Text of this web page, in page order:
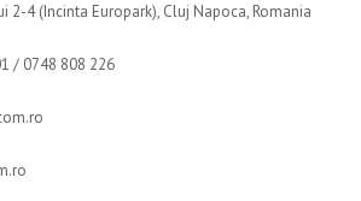
2-4 (Incinta Europark), Cluj Napoca, Romania
/ 0748 808 226